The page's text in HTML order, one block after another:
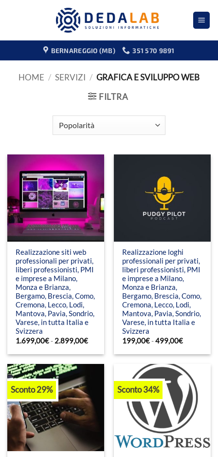
BERNAREGGIO (MB) 351 570 9891
HOME / SERVIZI / GRAFICA E SVILUPPO WEB
FILTRA
Realizzazione siti web
professionali per privati,
liberi professionisti, PMI
e imprese a Milano,
Monza e Brianza,
Bergamo, Brescia, Como,
Cremona, Lecco, Lodi,
Mantova, Pavia, Sondrio,
Varese, in tutta Italia e
Svizzera
1.699,00€- 2.899,00€Fascia
prezzo:
2.899,00€
Realizzazione loghi
professionali per privati,
liberi professionisti, PMI
e imprese a Milano,
Monza e Brianza,
Bergamo, Brescia, Como,
Cremona, Lecco, Lodi,
Mantova, Pavia, Sondrio,
Varese, in tutta Italia e
Svizzera
199,00€-499,00€Fascia
prezzo:
199,00€
a
499,00€
Sconto 29% Sconto 34%